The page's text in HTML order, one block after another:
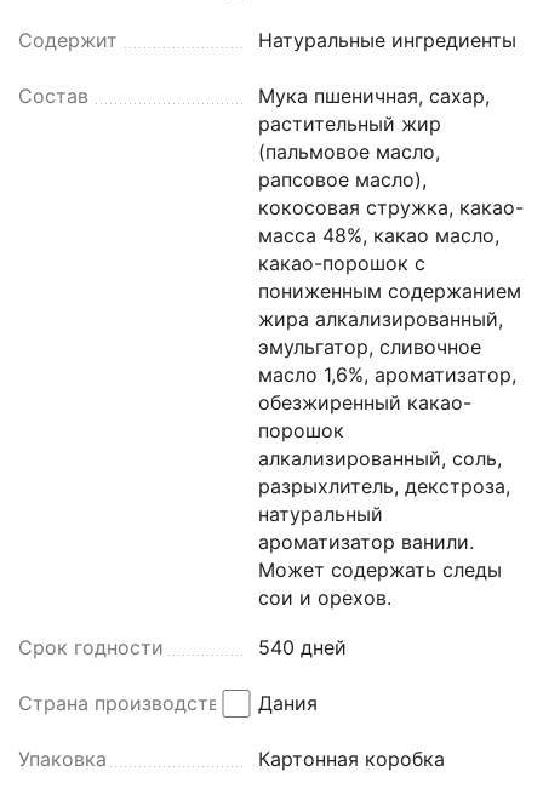
Содержит Натуральные ингредиенты
Состав
Мука пшеничная, сахар,
растительный жир
(пальмовое масло,
рапсовое масло),
кокосовая стружка, какао-
масса 48%, какао масло,
какао-порошок с
пониженным содержанием
жира алкализированный,
эмульгатор, сливочное
масло 1,6%, ароматизатор,
обезжиренный какао-
порошок
алкализированный, соль,
разрыхлитель, декстроза,
натуральный
ароматизатор ванили.
Может содержать следы
сои и орехов.
Срок годности 540 дней
Страна производства Дания
Упаковка Картонная коробка